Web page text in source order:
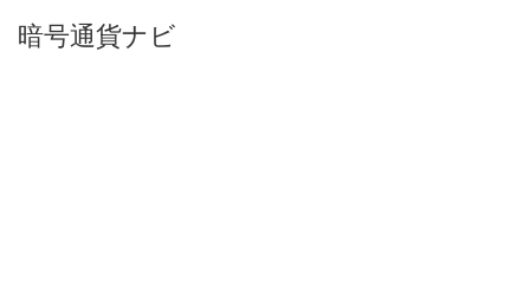
暗号通貨ナビ